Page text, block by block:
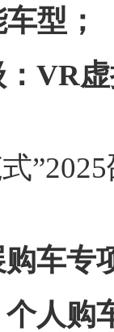
型；
VR
购车专
人购